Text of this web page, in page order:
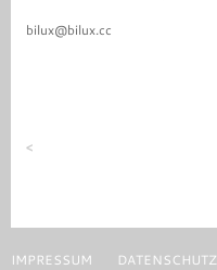
bilux@bilux.cc
<
IMPRESSUM DATENSCHUTZ